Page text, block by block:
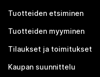
Tuotteiden etsiminen
Tuotteiden myyminen
Tilaukset ja toimitukset
Kaupan suunnittelu